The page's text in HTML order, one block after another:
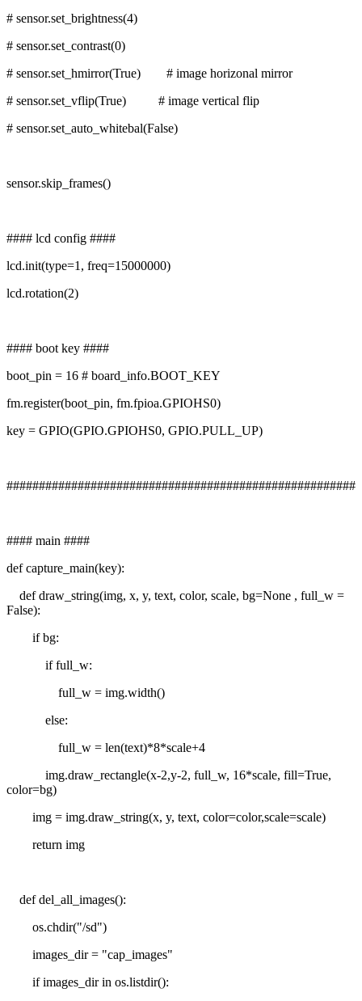
# sensor.set_brightness(4)
# sensor.set_contrast(0)
# sensor.set_hmirror(True) # image horizonal mirror
# sensor.set_vflip(True) # image vertical flip
# sensor.set_auto_whitebal(False)
sensor.skip_frames()
#### lcd config ####
lcd.init(type=1, freq=15000000)
lcd.rotation(2)
#### boot key ####
boot_pin = 16 # board_info.BOOT_KEY
fm.register(boot_pin, fm.fpioa.GPIOHS0)
key = GPIO(GPIO.GPIOHS0, GPIO.PULL_UP)
######################################################
#### main ####
def capture_main(key):
def draw_string(img, x, y, text, color, scale, bg=None , full_w =
False):
if bg:
if full_w:
full_w = img.width()
else:
full_w = len(text)*8*scale+4
img.draw_rectangle(x-2,y-2, full_w, 16*scale, fill=True,
color=bg)
img = img.draw_string(x, y, text, color=color,scale=scale)
return img
def del_all_images():
os.chdir("/sd")
images_dir = "cap_images"
if images_dir in os.listdir():